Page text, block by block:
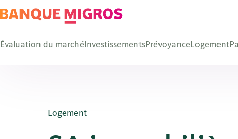
Évaluation du marchéInvestissementsPrévoyanceLogement
Logement